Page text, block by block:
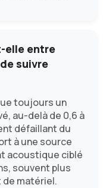
elle entre
suivre
toujours un
au-delà de 0,6 à
défaillant du
à une source
acoustique ciblé
souvent plus
de matériel.